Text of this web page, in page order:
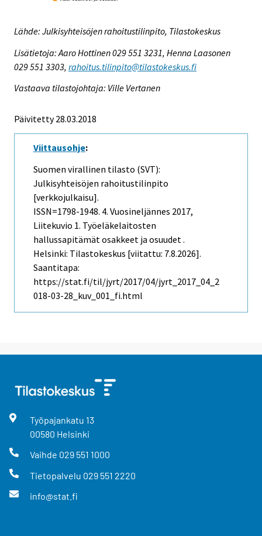
Lähde: Julkisyhteisöjen rahoitustilinpito, Tilastokeskus
Lisätietoja: Aaro Hottinen 029 551 3231, Henna Laasonen
029 551 3303, rahoitus.tilinpito@tilastokeskus.fi
Vastaava tilastojohtaja: Ville Vertanen
Päivitetty 28.03.2018
Viittausohje:
Suomen virallinen tilasto (SVT):
Julkisyhteisöjen rahoitustilinpito
[verkkojulkaisu].
ISSN=1798-1948. 4. Vuosineljännes 2017,
Liitekuvio 1. Työeläkelaitosten
hallussapitämät osakkeet ja osuudet .
Helsinki: Tilastokeskus [viitattu: 7.8.2026].
Saantitapa:
https://stat.fi/til/jyrt/2017/04/jyrt_2017_04_2
018-03-28_kuv_001_fi.html
Työpajankatu 13
00580 Helsinki
Vaihde 029 551 1000
Tietopalvelu 029 551 2220
info@stat.fi